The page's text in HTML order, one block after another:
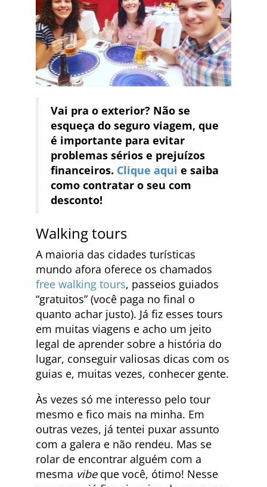
Vai pra o exterior? Não se
esqueça do seguro viagem, que
é importante para evitar
problemas sérios e prejuízos
financeiros. Clique aqui e saiba
como contratar o seu com
desconto!
Walking tours
A maioria das cidades turísticas
mundo afora oferece os chamados
free walking tours, passeios guiados
“gratuitos” (você paga no final o
quanto achar justo). Já fiz esses tours
em muitas viagens e acho um jeito
legal de aprender sobre a história do
lugar, conseguir valiosas dicas com os
guias e, muitas vezes, conhecer gente.
Às vezes só me interesso pelo tour
mesmo e fico mais na minha. Em
outras vezes, já tentei puxar assunto
com a galera e não rendeu. Mas se
rolar de encontrar alguém com a
mesma vibeque você, ótimo! Nesse